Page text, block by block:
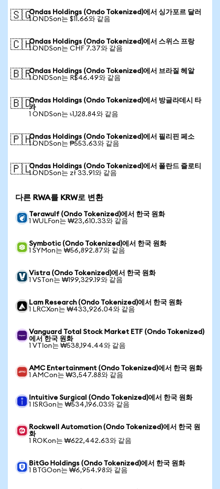
🇸🇬Ondas Holdings (Ondo Tokenized)에서 싱가포르 달러
1 ONDSon는 $11.66와 같음
🇨🇭Ondas Holdings (Ondo Tokenized)에서 스위스 프랑
1 ONDSon는 CHF 7.37와 같음
🇧🇷Ondas Holdings (Ondo Tokenized)에서 브라질 헤알
1 ONDSon는 R$46.49와 같음
🇧🇩Ondas Holdings (Ondo Tokenized)에서 방글라데시 타
카
1 ONDSon는 ৳1,128.84와 같음
🇵🇭Ondas Holdings (Ondo Tokenized)에서 필리핀 페소
1 ONDSon는 ₱553.63와 같음
🇵🇱Ondas Holdings (Ondo Tokenized)에서 폴란드 즐로티
1 ONDSon는 zł 33.91와 같음
다른 RWA를 KRW로 변환
Terawulf (Ondo Tokenized)에서 한국 원화
1 WULFon는 ₩23,610.33와 같음
Symbotic (Ondo Tokenized)에서 한국 원화
1 SYMon는 ₩56,892.87와 같음
Vistra (Ondo Tokenized)에서 한국 원화
1 VSTon는 ₩199,329.19와 같음
Lam Research (Ondo Tokenized)에서 한국 원화
1 LRCXon는 ₩433,926.04와 같음
Vanguard Total Stock Market ETF (Ondo Tokenized)
에서 한국 원화
1 VTIon는 ₩538,194.44와 같음
AMC Entertainment (Ondo Tokenized)에서 한국 원화
1 AMCon는 ₩3,547.88와 같음
Intuitive Surgical (Ondo Tokenized)에서 한국 원화
1 ISRGon는 ₩534,196.03와 같음
Rockwell Automation (Ondo Tokenized)에서 한국 원
화
1 ROKon는 ₩622,442.63와 같음
BitGo Holdings (Ondo Tokenized)에서 한국 원화
1 BTGOon는 ₩6,954.98와 같음